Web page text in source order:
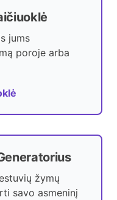
jums
poroje arba
žymų
savo asmeninį